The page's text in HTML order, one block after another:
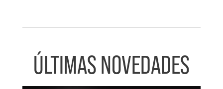
ÚLTIMAS NOVEDADES